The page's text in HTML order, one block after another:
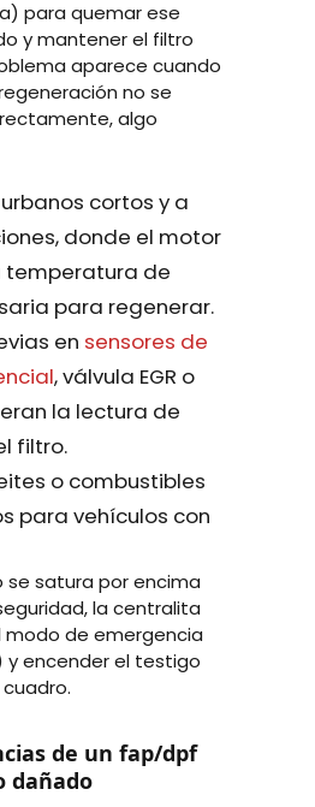
para quemar ese
y mantener el filtro
aparece cuando
no se
algo
cortos y a
donde el motor
temperatura de
para regenerar.
en sensores de
, válvula EGR o
la lectura de
filtro.
o combustibles
para vehículos con
se satura por encima
la centralita
modo de emergencia
y encender el testigo
de un fap/dpf
dañado